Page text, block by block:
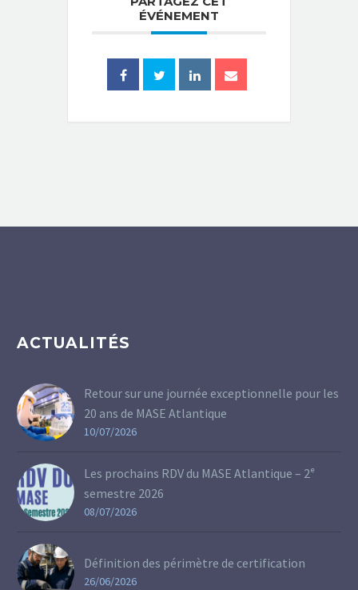
ÉVÉNEMENT
ACTUALITÉS
Retour sur une journée exceptionnelle pour les
20 ans de MASE Atlantique
10/07/2026
Les prochains RDV du MASE Atlantique – 2ᵉ
semestre 2026
08/07/2026
Définition des périmètre de certification
26/06/2026